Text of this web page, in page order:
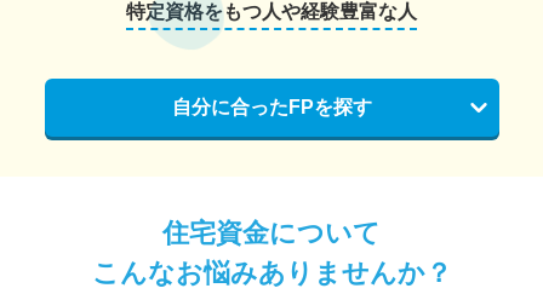
特定資格をもつ人や経験豊富な人
自分に合ったFPを探す
住宅資金について
こんなお悩みありませんか？